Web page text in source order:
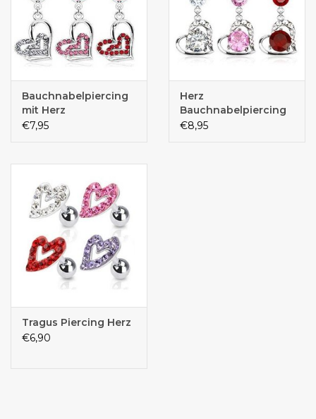
Bauchnabelpiercing
mit Herz
€7,95
Herz
Bauchnabelpiercing
€8,95
Tragus Piercing Herz
€6,90